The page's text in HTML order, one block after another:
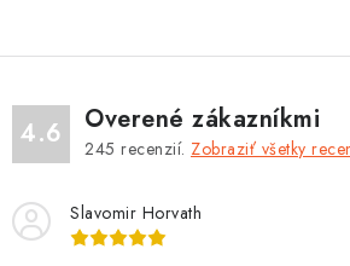
DARČEKY
NÁPLNE A KVAPALINY
MONTÁŽNE SLUŽBY
4.6 Overené zákazníkmi
245 recenzií. Zobraziť všetky
Slavomir Horvath